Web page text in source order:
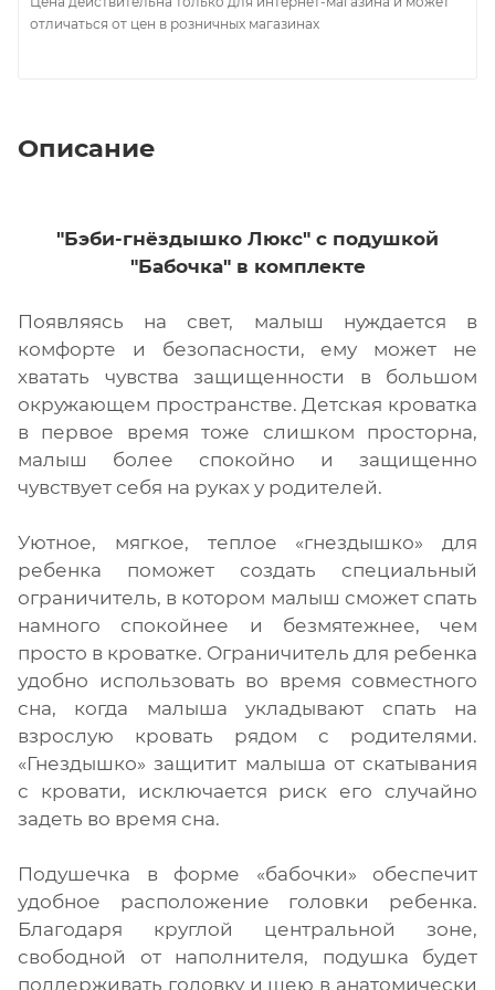
отличаться от цен в розничных магазинах
Описание
"Бэби-гнёздышко Люкс" с подушкой
"Бабочка" в комплекте
Появляясь на свет, малыш нуждается в
комфорте и безопасности, ему может не
хватать чувства защищенности в большом
окружающем пространстве. Детская кроватка
в первое время тоже слишком просторна,
малыш более спокойно и защищенно
чувствует себя на руках у родителей.
Уютное, мягкое, теплое «гнездышко» для
ребенка поможет создать специальный
ограничитель, в котором малыш сможет спать
намного спокойнее и безмятежнее, чем
просто в кроватке. Ограничитель для ребенка
удобно использовать во время совместного
сна, когда малыша укладывают спать на
взрослую кровать рядом с родителями.
«Гнездышко» защитит малыша от скатывания
с кровати, исключается риск его случайно
задеть во время сна.
Подушечка в форме «бабочки» обеспечит
удобное расположение головки ребенка.
Благодаря круглой центральной зоне,
свободной от наполнителя, подушка будет
поддерживать головку и шею в анатомически